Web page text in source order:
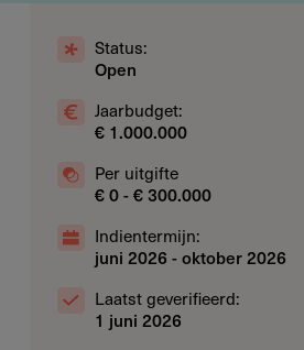
Status:
Open
Jaarbudget:
€ 1.000.000
Per uitgifte
€ 0 - € 300.000
Indientermijn:
juni 2026 -oktober 2026
Laatst geverifieerd:
1 juni 2026